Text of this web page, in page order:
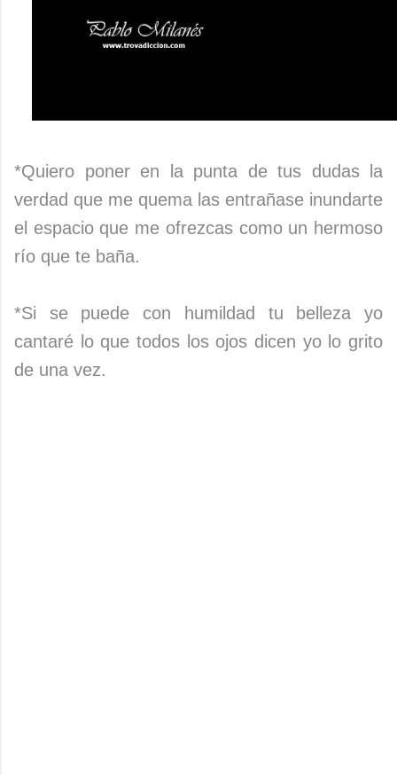
*Quiero poner en la punta de tus dudas la
verdad que me quema las entrañase inundarte
el espacio que me ofrezcas como un hermoso
río que te baña.
*Si se puede con humildad tu belleza yo
cantaré lo que todos los ojos dicen yo lo grito
de una vez.